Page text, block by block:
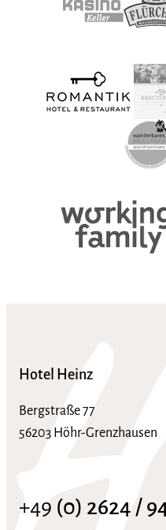
Hotel Heinz
Bergstraße 77
56203 Höhr-Grenzhausen
+49 (0) 2624 /